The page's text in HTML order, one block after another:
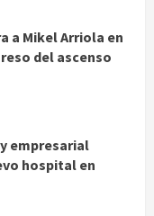
a Mikel Arriola en
del ascenso
empresarial
hospital en